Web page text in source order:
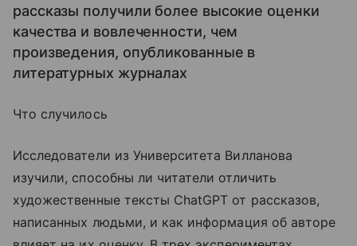
рассказы получили более высокие оценки
качества и вовлеченности, чем
произведения, опубликованные в
литературных журналах
Что случилось
Исследователи из Университета Вилланова
изучили, способны ли читатели отличить
художественные тексты ChatGPT от рассказов,
написанных людьми, и как информация об авторе